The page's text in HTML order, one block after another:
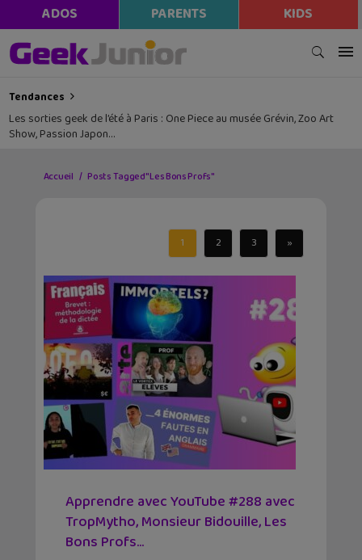
ADOS PARENTS KIDS
Tendances
Les sorties geek de l’été à Paris : One Piece au musée Grévin, Zoo Art
Show, Passion Japon…
Accueil Posts Tagged "Les Bons Profs"
1 2 3 »
Apprendre avec YouTube #288 avec
TropMytho, Monsieur Bidouille, Les
Bons Profs…